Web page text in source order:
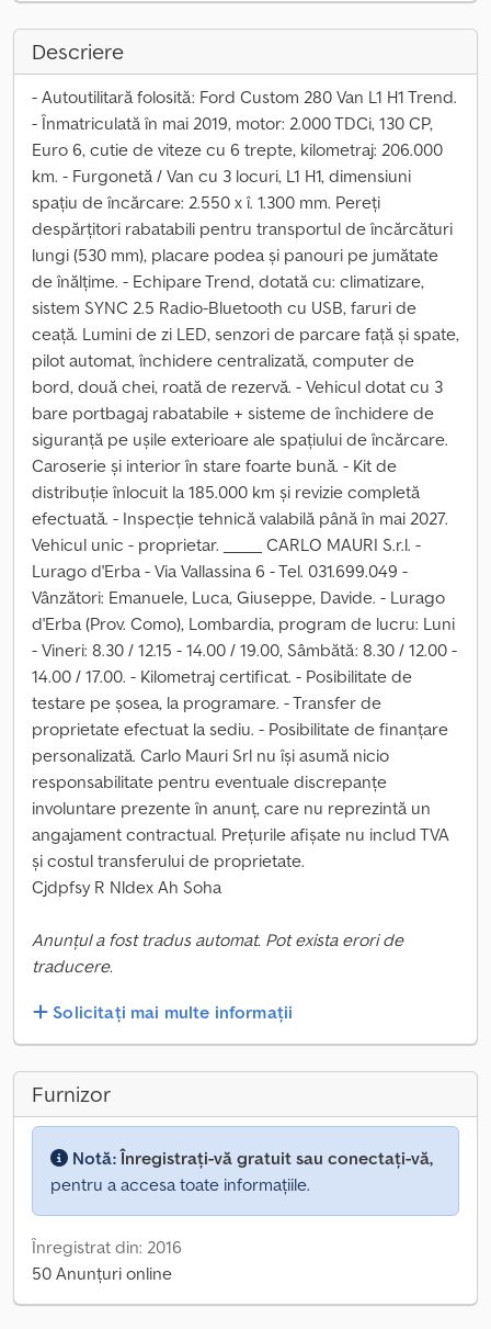
Descriere
- Autoutilitară folosită: Ford Custom 280 Van L1 H1 Trend.
- Înmatriculată în mai 2019, motor: 2.000 TDCi, 130 CP,
Euro 6, cutie de viteze cu 6 trepte, kilometraj: 206.000
km. - Furgonetă / Van cu 3 locuri, L1 H1, dimensiuni
spațiu de încărcare: 2.550 x î. 1.300 mm. Pereți
despărțitori rabatabili pentru transportul de încărcături
lungi (530 mm), placare podea și panouri pe jumătate
de înălțime. - Echipare Trend, dotată cu: climatizare,
sistem SYNC 2.5 Radio-Bluetooth cu USB, faruri de
ceață. Lumini de zi LED, senzori de parcare față și spate,
pilot automat, închidere centralizată, computer de
bord, două chei, roată de rezervă. - Vehicul dotat cu 3
bare portbagaj rabatabile + sisteme de închidere de
siguranță pe ușile exterioare ale spațiului de încărcare.
Caroserie și interior în stare foarte bună. - Kit de
distribuție înlocuit la 185.000 km și revizie completă
efectuată. - Inspecție tehnică valabilă până în mai 2027.
Vehicul unic - proprietar. _____ CARLO MAURI S.r.l. -
Lurago d'Erba - Via Vallassina 6 - Tel. 031.699.049 -
Vânzători: Emanuele, Luca, Giuseppe, Davide. - Lurago
d'Erba (Prov. Como), Lombardia, program de lucru: Luni
- Vineri: 8.30 / 12.15 - 14.00 / 19.00, Sâmbătă: 8.30 / 12.00 -
14.00 / 17.00. - Kilometraj certificat. - Posibilitate de
testare pe șosea, la programare. - Transfer de
proprietate efectuat la sediu. - Posibilitate de finanțare
personalizată. Carlo Mauri Srl nu își asumă nicio
responsabilitate pentru eventuale discrepanțe
involuntare prezente în anunț, care nu reprezintă un
angajament contractual. Prețurile afișate nu includ TVA
și costul transferului de proprietate.
Cjdpfsy R Nldex Ah Soha
Anunțul a fost tradus automat. Pot exista erori de
traducere.
Solicitați mai multe informații
Furnizor
Notă:Înregistrați-vă gratuit sau conectați-vă,
pentru a accesa toate informațiile.
Înregistrat din: 2016
50 Anunțuri online